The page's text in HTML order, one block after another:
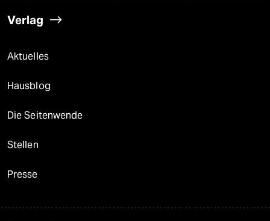
Verlag
Aktuelles
Hausblog
Die Seitenwende
Stellen
Presse